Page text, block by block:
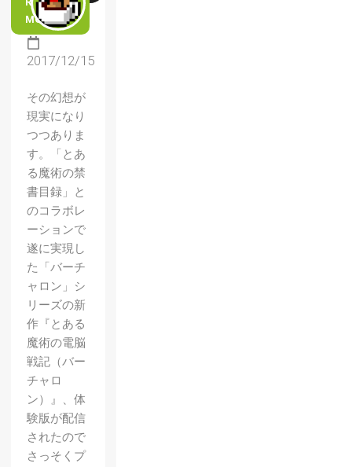
MORE
2017/12/15
その幻想が
現実になり
つつありま
す。「とあ
る魔術の禁
書目録」と
のコラボレ
ーションで
遂に実現し
た「バーチ
ャロン」シ
リーズの新
作『とある
魔術の電脳
戦記（バー
チャロ
ン）』、体
験版が配信
されたので
さっそくプ